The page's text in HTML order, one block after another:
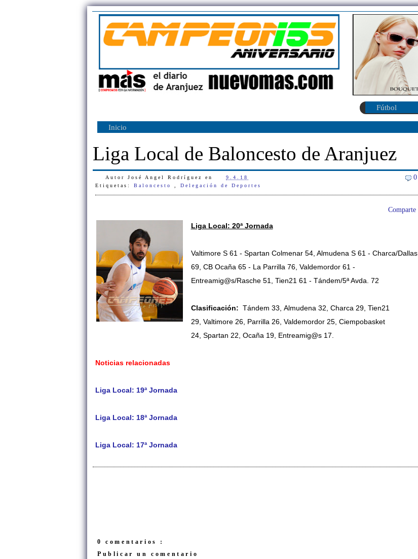
Fútbol
Inicio
Liga Local de Baloncesto de Aranjuez
Autor José Angel Rodríguez en 9.4.18 0
Etiquetas: Baloncesto Delegación de Deportes
Comparte
Liga Local: 20ª Jornada
Valtimore S 61 - Spartan Colmenar 54, Almudena S 61 - Charca/Dallas
69, CB Ocaña 65 - La Parrilla 76, Valdemordor 61 -
Entreamig@s/Rasche 51, Tien21 61 - Tándem/5ª Avda. 72
Clasificación: Tándem 33, Almudena 32, Charca 29, Tien21
29, Valtimore 26, Parrilla 26, Valdemordor 25, Ciempobasket
24, Spartan 22, Ocaña 19, Entreamig@s 17.
Noticias relacionadas
Liga Local: 19ª Jornada
Liga Local: 18ª Jornada
Liga Local: 17ª Jornada
0 comentarios :
Publicar un comentario